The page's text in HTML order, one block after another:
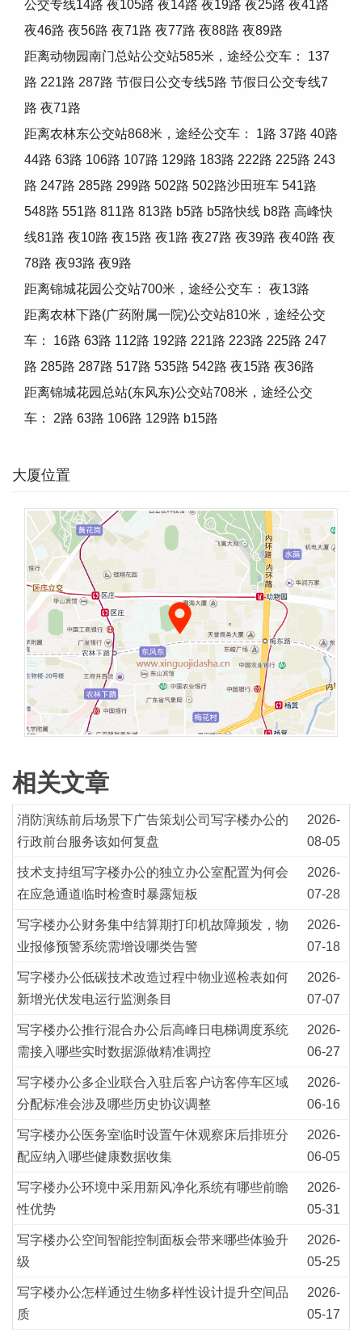
公交专线14路 夜105路 夜14路 夜19路 夜25路 夜41路
夜46路 夜56路 夜71路 夜77路 夜88路 夜89路
距离动物园南门总站公交站585米，途经公交车： 137
路 221路 287路 节假日公交专线5路 节假日公交专线7
路 夜71路
距离农林东公交站868米，途经公交车： 1路 37路 40路
44路 63路 106路 107路 129路 183路 222路 225路 243
路 247路 285路 299路 502路 502路沙田班车 541路
548路 551路 811路 813路 b5路 b5路快线 b8路 高峰快
线81路 夜10路 夜15路 夜1路 夜27路 夜39路 夜40路 夜
78路 夜93路 夜9路
距离锦城花园公交站700米，途经公交车： 夜13路
距离农林下路(广药附属一院)公交站810米，途经公交
车： 16路 63路 112路 192路 221路 223路 225路 247
路 285路 287路 517路 535路 542路 夜15路 夜36路
距离锦城花园总站(东风东)公交站708米，途经公交
车： 2路 63路 106路 129路 b15路
大厦位置
相关文章
消防演练前后场景下广告策划公司写字楼办公的
行政前台服务该如何复盘
2026-
08-05
技术支持组写字楼办公的独立办公室配置为何会
在应急通道临时检查时暴露短板
2026-
07-28
写字楼办公财务集中结算期打印机故障频发，物
业报修预警系统需增设哪类告警
2026-
07-18
写字楼办公低碳技术改造过程中物业巡检表如何
新增光伏发电运行监测条目
2026-
07-07
写字楼办公推行混合办公后高峰日电梯调度系统
需接入哪些实时数据源做精准调控
2026-
06-27
写字楼办公多企业联合入驻后客户访客停车区域
分配标准会涉及哪些历史协议调整
2026-
06-16
写字楼办公医务室临时设置午休观察床后排班分
配应纳入哪些健康数据收集
2026-
06-05
写字楼办公环境中采用新风净化系统有哪些前瞻
性优势
2026-
05-31
写字楼办公空间智能控制面板会带来哪些体验升
级
2026-
05-25
写字楼办公怎样通过生物多样性设计提升空间品
质
2026-
05-17